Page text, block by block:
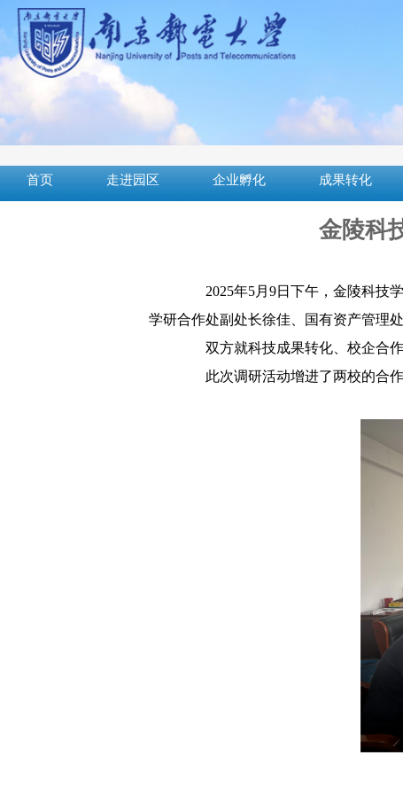
首页 走进园区 企业孵化 成果转化
金陵科
2025年5月9日下午，金陵科技
学研合作处副处长徐佳、国有资产管理
双方就科技成果转化、校企合
此次调研活动增进了两校的合